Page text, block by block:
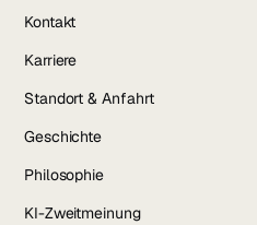
Kontakt
Karriere
Standort & Anfahrt
Geschichte
Philosophie
KI-Zweitmeinung